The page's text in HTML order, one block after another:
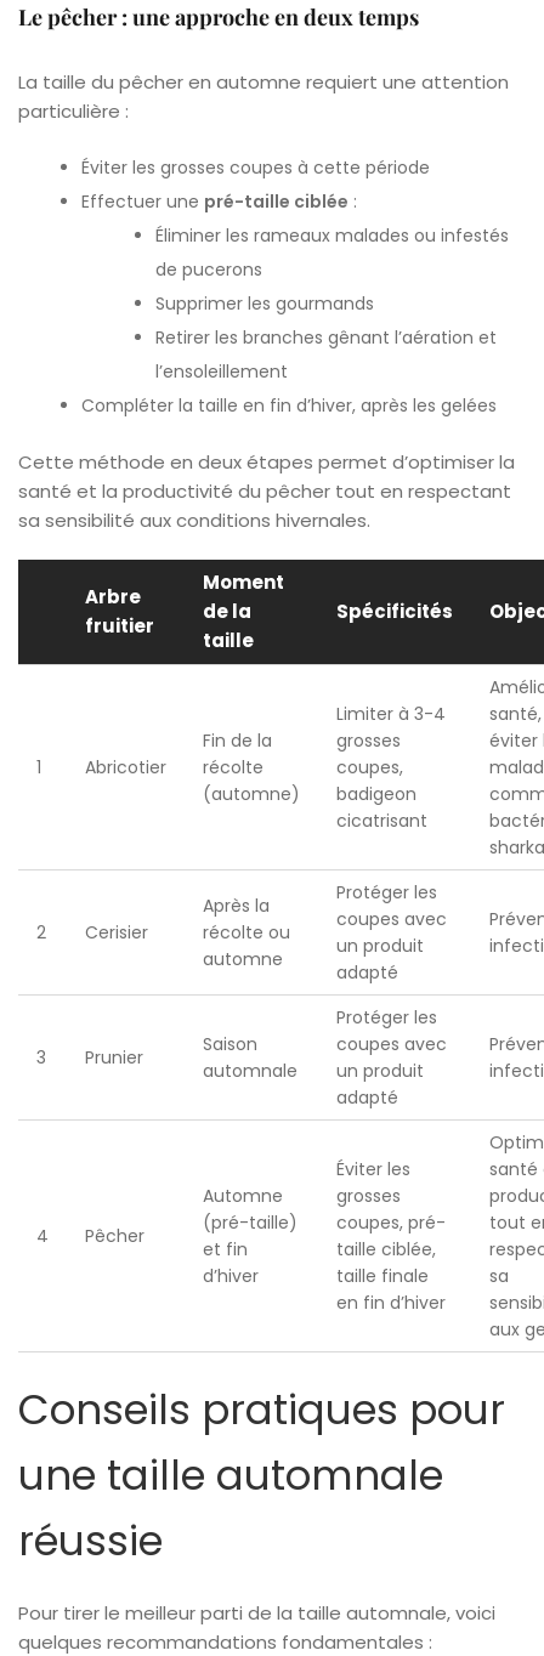
Le pêcher : une approche en deux temps
La taille du pêcher en automne requiert une attention
particulière :
Éviter les grosses coupes à cette période
Effectuer une pré-taille ciblée :
Éliminer les rameaux malades ou infestés
de pucerons
Supprimer les gourmands
Retirer les branches gênant l’aération et
l’ensoleillement
Compléter la taille en fin d’hiver, après les gelées
Cette méthode en deux étapes permet d’optimiser la
santé et la productivité du pêcher tout en respectant
sa sensibilité aux conditions hivernales.
Arbre
fruitier
Moment
de la
taille
Spécificités
1 Abricotier
Fin de la
récolte
(automne)
Limiter à 3-4
grosses
coupes,
badigeon
cicatrisant
santé,
éviter
sharka
2 Cerisier
Après la
récolte ou
automne
Protéger les
coupes avec
un produit
adapté
3 Prunier
Saison
automnale
Protéger les
coupes avec
un produit
adapté
4 Pêcher
Automne
(pré-taille)
et fin
d’hiver
Éviter les
grosses
coupes, pré-
taille ciblée,
taille finale
en fin d’hiver
santé
tout
sa
aux
Conseils pratiques pour
une taille automnale
réussie
Pour tirer le meilleur parti de la taille automnale, voici
quelques recommandations fondamentales :